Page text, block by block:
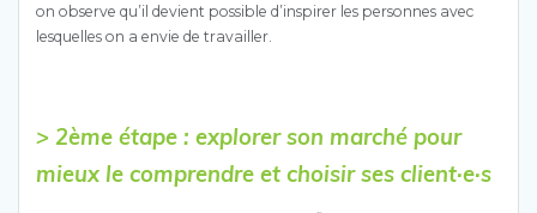
on observe qu’il devient possible d’inspirer les personnes avec
lesquelles on a envie de travailler.
> 2ème étape : explorer son marché pour
mieux le comprendre et choisir ses client·e·s